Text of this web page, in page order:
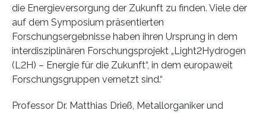
die Energieversorgung der Zukunft zu finden. Viele der
auf dem Symposium präsentierten
Forschungsergebnisse haben ihren Ursprung in dem
interdisziplinären Forschungsprojekt „Light2Hydrogen
(L2H) – Energie für die Zukunft“, in dem europaweit
Forschungsgruppen vernetzt sind.“
Professor Dr. Matthias Drieß, Metallorganiker und